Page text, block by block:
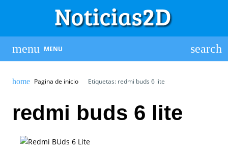
MENU
Pagina de inicio Etiquetas: redmi buds 6 lite
redmi buds 6 lite